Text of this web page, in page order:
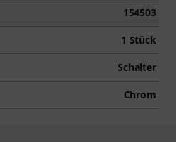
154503
1 Stück
Schalter
Chrom